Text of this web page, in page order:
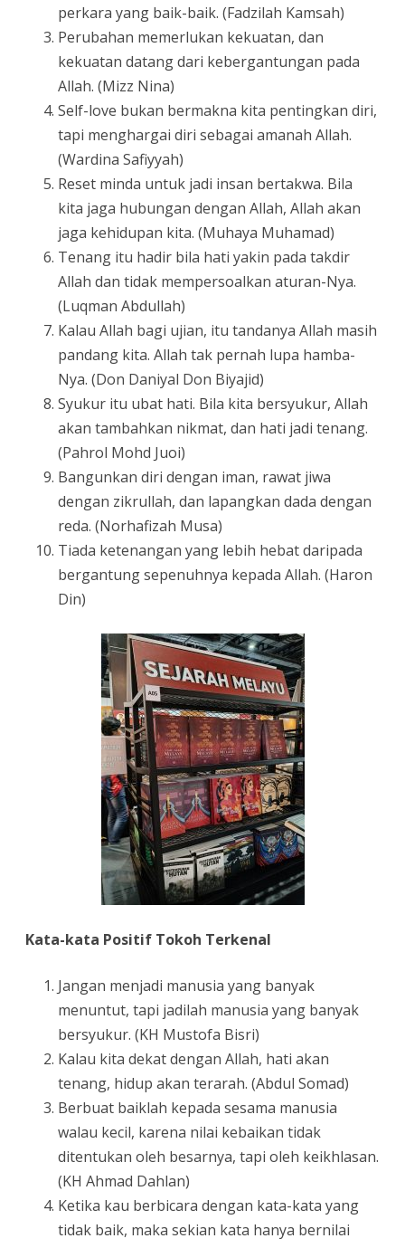
perkara yang baik-baik. (Fadzilah Kamsah)
Perubahan memerlukan kekuatan, dan
kekuatan datang dari kebergantungan pada
Allah. (Mizz Nina)
Self-love bukan bermakna kita pentingkan diri,
tapi menghargai diri sebagai amanah Allah.
(Wardina Safiyyah)
Reset minda untuk jadi insan bertakwa. Bila
kita jaga hubungan dengan Allah, Allah akan
jaga kehidupan kita. (Muhaya Muhamad)
Tenang itu hadir bila hati yakin pada takdir
Allah dan tidak mempersoalkan aturan-Nya.
(Luqman Abdullah)
Kalau Allah bagi ujian, itu tandanya Allah masih
pandang kita. Allah tak pernah lupa hamba-
Nya. (Don Daniyal Don Biyajid)
Syukur itu ubat hati. Bila kita bersyukur, Allah
akan tambahkan nikmat, dan hati jadi tenang.
(Pahrol Mohd Juoi)
Bangunkan diri dengan iman, rawat jiwa
dengan zikrullah, dan lapangkan dada dengan
reda. (Norhafizah Musa)
Tiada ketenangan yang lebih hebat daripada
bergantung sepenuhnya kepada Allah. (Haron
Din)
Kata-kata Positif Tokoh Terkenal
Jangan menjadi manusia yang banyak
menuntut, tapi jadilah manusia yang banyak
bersyukur. (KH Mustofa Bisri)
Kalau kita dekat dengan Allah, hati akan
tenang, hidup akan terarah. (Abdul Somad)
Berbuat baiklah kepada sesama manusia
walau kecil, karena nilai kebaikan tidak
ditentukan oleh besarnya, tapi oleh keikhlasan.
(KH Ahmad Dahlan)
Ketika kau berbicara dengan kata-kata yang
tidak baik, maka sekian kata hanya bernilai